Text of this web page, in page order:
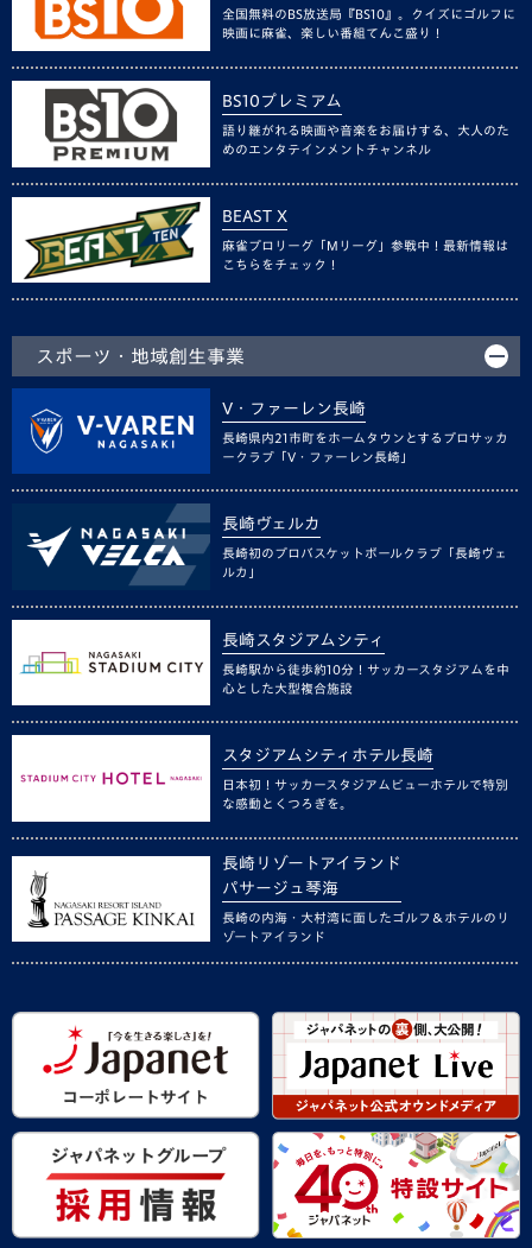
全国無料のBS放送局『BS10』。クイズにゴルフに
映画に麻雀、楽しい番組てんこ盛り！
BS10プレミアム
語り継がれる映画や音楽をお届けする、大人のた
めのエンタテインメントチャンネル
BEAST X
麻雀プロリーグ「Mリーグ」参戦中！最新情報は
こちらをチェック！
スポーツ・地域創生事業
V・ファーレン長崎
長崎県内21市町をホームタウンとするプロサッカ
ークラブ「V・ファーレン長崎」
長崎ヴェルカ
長崎初のプロバスケットボールクラブ「長崎ヴェ
ルカ」
長崎スタジアムシティ
長崎駅から徒歩約10分！サッカースタジアムを中
心とした大型複合施設
スタジアムシティホテル長崎
日本初！サッカースタジアムビューホテルで特別
な感動とくつろぎを。
長崎リゾートアイランド
パサージュ琴海
長崎の内海・大村湾に面したゴルフ＆ホテルのリ
ゾートアイランド